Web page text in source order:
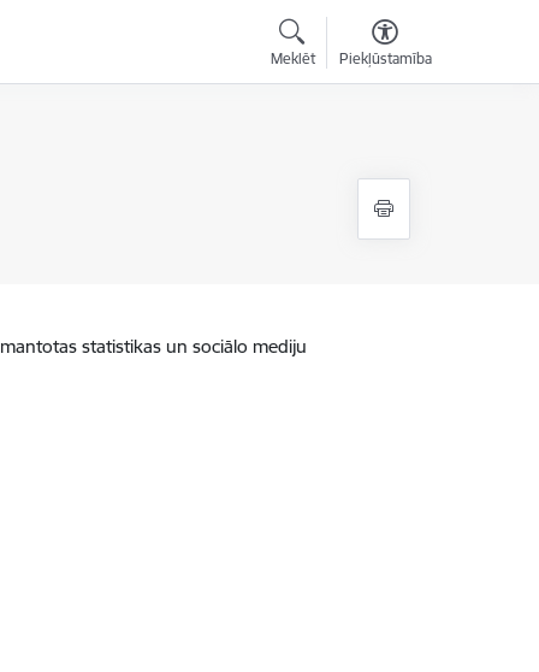
Meklēt Piekļūstamība
statistikas un sociālo mediju